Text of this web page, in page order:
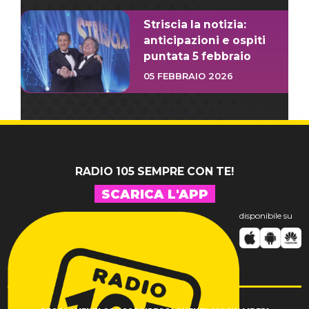
Striscia la notizia:
anticipazioni e ospiti
puntata 5 febbraio
05 FEBBRAIO 2026
RADIO 105 SEMPRE CON TE!
SCARICA L'APP
disponibile su